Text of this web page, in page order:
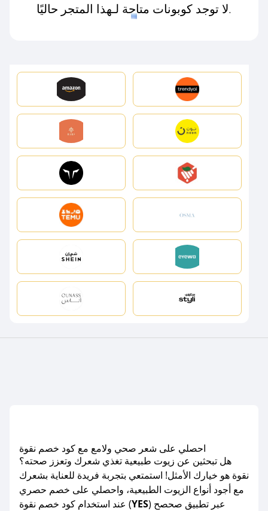
لا توجد كوبونات متاحة لـهذا المتجر حاليًا.
احصلي على شعر صحي ولامع مع كود خصم نقوة
هل تبحثين عن زيوت طبيعية تغذي شعرك وتعزز صحته؟
نقوة هو خيارك الأمثل! استمتعي بتجربة فريدة للعناية بشعرك
مع أجود أنواع الزيوت الطبيعية، واحصلي على خصم حصري
عند استخدام كود خصم نقوة (YES) عبر تطبيق صحصح